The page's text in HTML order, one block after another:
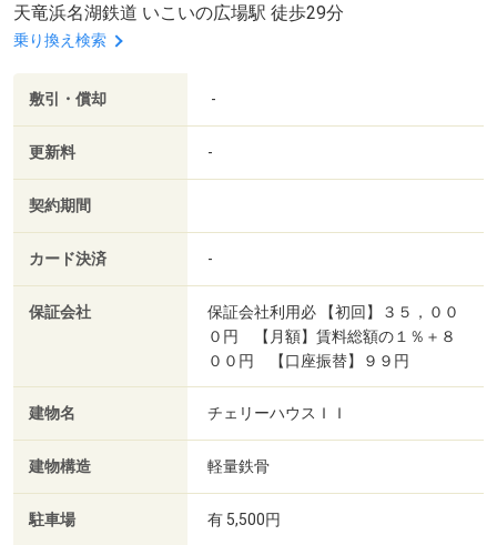
天竜浜名湖鉄道 いこいの広場駅 徒歩29分
乗り換え検索
敷引・償却 -
更新料 -
契約期間
カード決済 -
保証会社
保証会社利用必 【初回】３５，００
０円 【月額】賃料総額の１％＋８
００円 【口座振替】９９円
建物名 チェリーハウスＩＩ
建物構造 軽量鉄骨
駐車場 有 5,500円